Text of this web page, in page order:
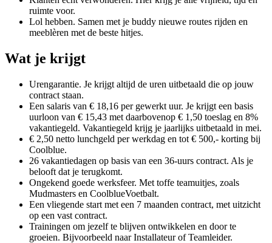
ruimte voor.
Lol hebben. Samen met je buddy nieuwe routes rijden en
meeblèren met de beste hitjes.
Wat je krijgt
Urengarantie. Je krijgt altijd de uren uitbetaald die op jouw
contract staan.
Een salaris van € 18,16 per gewerkt uur. Je krijgt een basis
uurloon van € 15,43 met daarbovenop € 1,50 toeslag en 8%
vakantiegeld. Vakantiegeld krijg je jaarlijks uitbetaald in mei.
€ 2,50 netto lunchgeld per werkdag en tot € 500,- korting bij
Coolblue.
26 vakantiedagen op basis van een 36-uurs contract. Als je
belooft dat je terugkomt.
Ongekend goede werksfeer. Met toffe teamuitjes, zoals
Mudmasters en CoolblueVoetbalt.
Een vliegende start met een 7 maanden contract, met uitzicht
op een vast contract.
Trainingen om jezelf te blijven ontwikkelen en door te
groeien. Bijvoorbeeld naar Installateur of Teamleider.